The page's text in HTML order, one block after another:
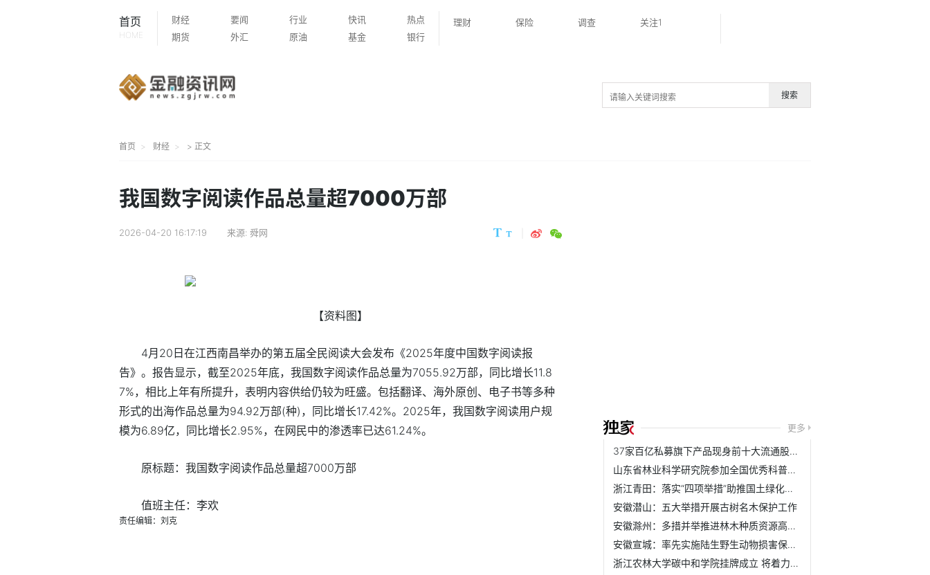
首页
HOME
财经 要闻 行业 快讯
热点
期货
外汇 原油 基金 银行
理财 保险 调查 关注1
搜索
首页 财经 > 正文
我国数字阅读作品总量超7000万部
2026-04-20 16:17:19 来源: 舜网
【资料图】
4月20日在江西南昌举办的第五届全民阅读大会发布《2025年度中国数字阅读报
告》。报告显示，截至2025年底，我国数字阅读作品总量为7055.92万部，同比增长11.8
7%，相比上年有所提升，表明内容供给仍较为旺盛。包括翻译、海外原创、电子书等多种
形式的出海作品总量为94.92万部(种)，同比增长17.42%。2025年，我国数字阅读用户规
模为6.89亿，同比增长2.95%，在网民中的渗透率已达61.24%。
原标题：我国数字阅读作品总量超7000万部
值班主任：李欢
责任编辑：刘克
更多
37家百亿私募旗下产品现身前十大流通股名单
山东省林业科学研究院参加全国优秀科普作品评选活动
浙江青田：落实“四项举措”助推国土绿化取得新成效
安徽潜山：五大举措开展古树名木保护工作
安徽滁州：多措并举推进林木种质资源高质量发展
安徽宣城：率先实施陆生野生动物损害保险理赔机制
浙江农林大学碳中和学院挂牌成立 将着力培养具有碳中和与农...